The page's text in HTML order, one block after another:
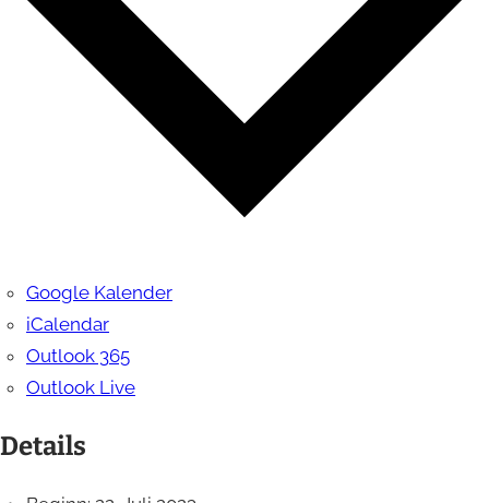
Google Kalender
iCalendar
Outlook 365
Outlook Live
Details